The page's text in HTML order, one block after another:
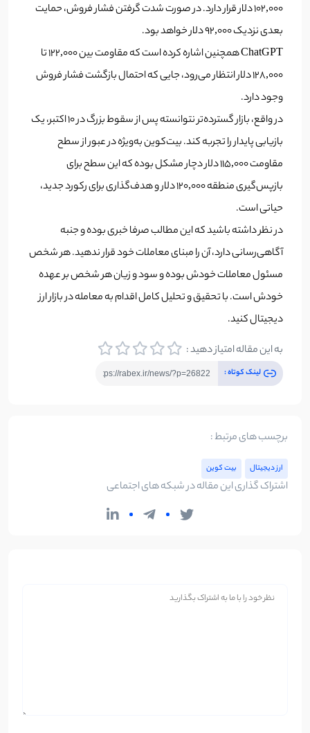
۱۰۲,۰۰۰ دلار قرار دارد. در صورت شدت گرفتن فشار فروش، حمایت
بعدی نزدیک ۹۲,۰۰۰ دلار خواهد بود.
ChatGPT همچنین اشاره کرده است که مقاومت بین ۱۲۲,۰۰۰ تا
۱۲۸,۰۰۰ دلار انتظار می‌رود، جایی که احتمال بازگشت فشار فروش
وجود دارد.
در واقع، بازار گسترده‌تر نتوانسته پس از سقوط بزرگ در ۱۰ اکتبر، یک
بازیابی پایدار را تجربه کند. بیت‌کوین به‌ویژه در عبور از سطح
مقاومت ۱۱۵,۰۰۰ دلار دچار مشکل بوده که این سطح برای
بازپس‌گیری منطقه ۱۲۰,۰۰۰ دلار و هدف‌گذاری برای رکورد جدید،
حیاتی است.
در نظر داشته باشید که این مطالب صرفا خبری بوده و جنبه
آگاهی‌رسانی دارد، آن را مبنای معاملات خود قرار ندهید. هر شخص
مسئول معاملات خودش بوده و سود و زیان هر شخص بر عهده
خودش است. با تحقیق و تحلیل کامل اقدام به معامله در بازار ارز
دیجیتال کنید.
به این مقاله امتیاز دهید :
لینک کوتاه :
برچسب های مرتبط :
ارز دیجیتال بیت کوین
اشتراک گذاری این مقاله در شبکه های اجتماعی